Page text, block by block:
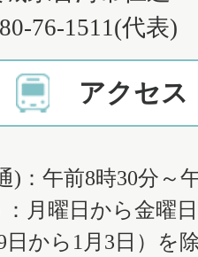
76-1511(代表)
アクセス
)：午前8時30分～
：月曜日から金曜
日から1月3日）を